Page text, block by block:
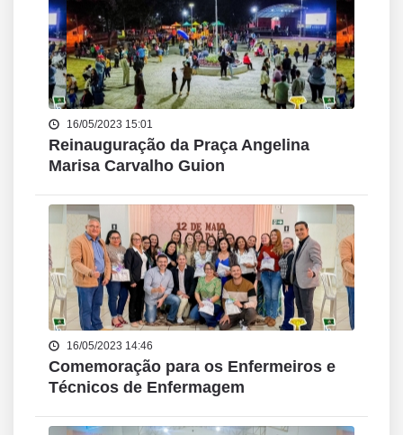
16/05/2023 15:01
Reinauguração da Praça Angelina
Marisa Carvalho Guion
16/05/2023 14:46
Comemoração para os Enfermeiros e
Técnicos de Enfermagem